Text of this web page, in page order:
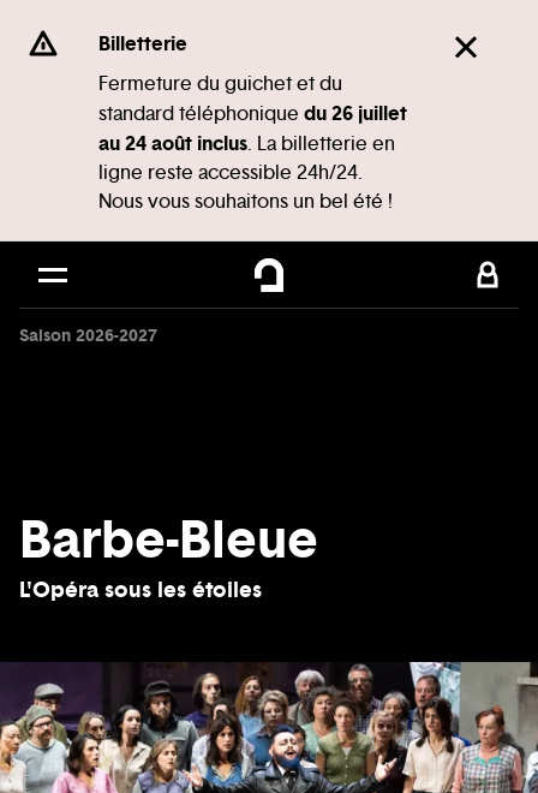
Se rendre au
Contenu principal
Pied de page
Billetterie
Fermeture du guichet et du
standard téléphonique du 26 juillet
au 24 août inclus. La billetterie en
ligne reste accessible 24h/24.
Nous vous souhaitons un bel été !
Saison 2026-2027
Barbe-Bleue
L'Opéra sous les étoiles